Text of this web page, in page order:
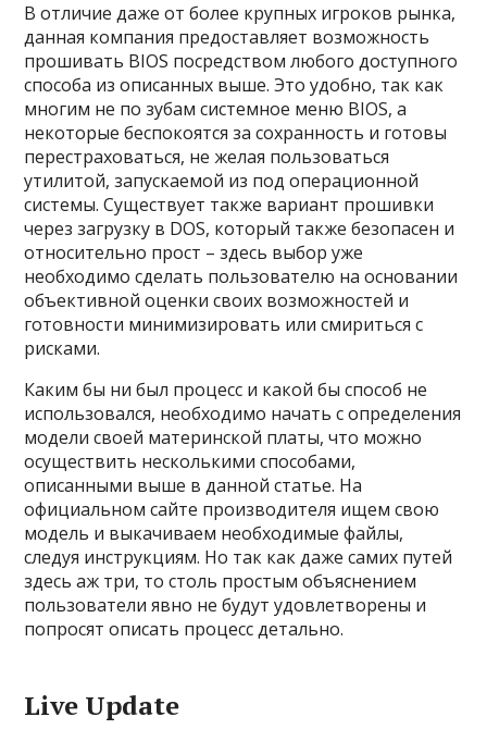
В отличие даже от более крупных игроков рынка,
данная компания предоставляет возможность
прошивать BIOS посредством любого доступного
способа из описанных выше. Это удобно, так как
многим не по зубам системное меню BIOS, а
некоторые беспокоятся за сохранность и готовы
перестраховаться, не желая пользоваться
утилитой, запускаемой из под операционной
системы. Существует также вариант прошивки
через загрузку в DOS, который также безопасен и
относительно прост – здесь выбор уже
необходимо сделать пользователю на основании
объективной оценки своих возможностей и
готовности минимизировать или смириться с
рисками.
Каким бы ни был процесс и какой бы способ не
использовался, необходимо начать с определения
модели своей материнской платы, что можно
осуществить несколькими способами,
описанными выше в данной статье. На
официальном сайте производителя ищем свою
модель и выкачиваем необходимые файлы,
следуя инструкциям. Но так как даже самих путей
здесь аж три, то столь простым объяснением
пользователи явно не будут удовлетворены и
попросят описать процесс детально.
Live Update